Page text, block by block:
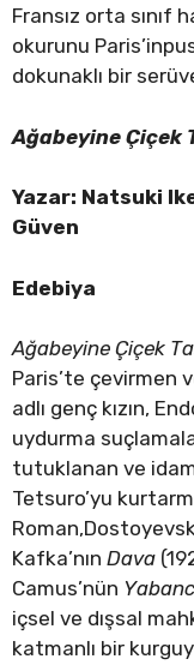
Fransız orta sınıf
okurunu
dokunaklı bir
Ağabeyine Çiçek
Yazar: Natsuki
Güven
Edebiya
Ağabeyine Çiçek
Paris’te çevirmen
adlı genç kızın,
uydurma
tutuklanan ve
Tetsuro’yu
Kafka’nın Dava
Camus’nün
içsel ve dışsal
katmanlı bir